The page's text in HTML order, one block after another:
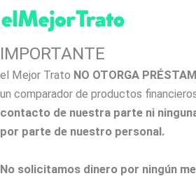
IMPORTANTE
el Mejor Trato NO OTORGA
un comparador de productos
contacto de nuestra parte ni
por parte de nuestro personal.
No solicitamos dinero por ningún